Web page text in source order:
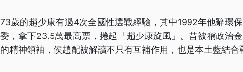
73歲的趙少康有過4次全國性選戰經驗，其中1992年他辭環
委，拿下23.5萬最高票，捲起「趙少康旋風」。昔被稱政治
的精神領袖，侯趙配被解讀不只有互補作用，也是本土藍結合